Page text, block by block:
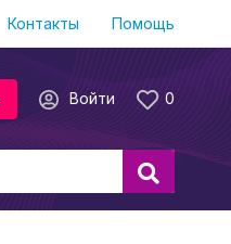
Контакты Помощь
0
Войти